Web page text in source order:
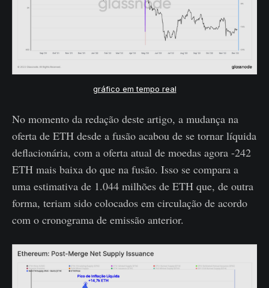
gráfico em tempo real
No momento da redação deste artigo, a mudança na
oferta de ETH desde a fusão acabou de se tornar líquida
deflacionária, com a oferta atual de moedas agora -242
ETH mais baixa do que na fusão. Isso se compara a
uma estimativa de 1.044 milhões de ETH que, de outra
forma, teriam sido colocados em circulação de acordo
com o cronograma de emissão anterior.